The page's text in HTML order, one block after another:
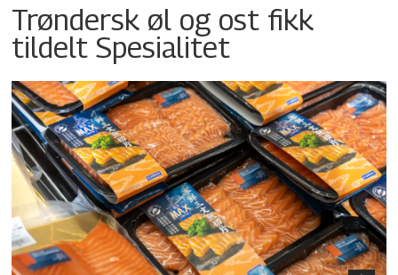
Trøndersk øl og ost fikk
tildelt Spesialitet